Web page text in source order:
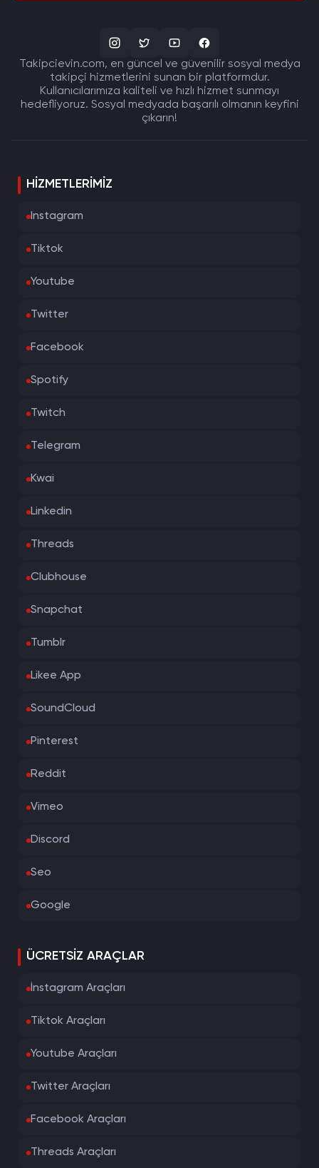
Takipcievin.com, en güncel ve güvenilir sosyal medya
takipçi hizmetlerini sunan bir platformdur.
Kullanıcılarımıza kaliteli ve hızlı hizmet sunmayı
hedefliyoruz. Sosyal medyada başarılı olmanın keyfini
çıkarın!
HIZMETLERIMIZ
Instagram
Tiktok
Youtube
Twitter
Facebook
Spotify
Twitch
Telegram
Kwai
Linkedin
Threads
Clubhouse
Snapchat
Tumblr
Likee App
SoundCloud
Pinterest
Reddit
Vimeo
Discord
Seo
Google
ÜCRETSIZ ARAÇLAR
İnstagram Araçları
Tiktok Araçları
Youtube Araçları
Twitter Araçları
Facebook Araçları
Threads Araçları